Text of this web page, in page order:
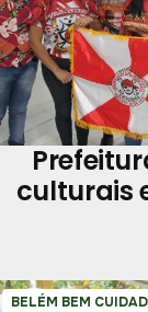
culturais
BELÉM BEM